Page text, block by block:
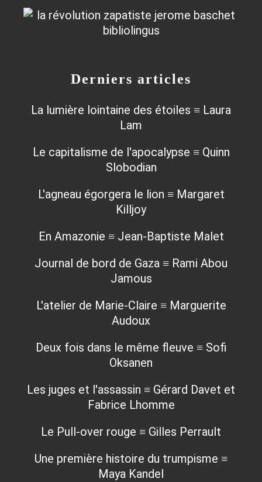
Derniers articles
La lumière lointaine des étoiles ≡ Laura
Lam
Le capitalisme de l'apocalypse ≡ Quinn
Slobodian
L'agneau égorgera le lion ≡ Margaret
Killjoy
En Amazonie ≡ Jean-Baptiste Malet
Journal de bord de Gaza ≡ Rami Abou
Jamous
L'atelier de Marie-Claire ≡ Marguerite
Audoux
Deux fois dans le même fleuve ≡ Sofi
Oksanen
Les juges et l'assassin ≡ Gérard Davet et
Fabrice Lhomme
Le Pull-over rouge ≡ Gilles Perrault
Une première histoire du trumpisme ≡
Maya Kandel